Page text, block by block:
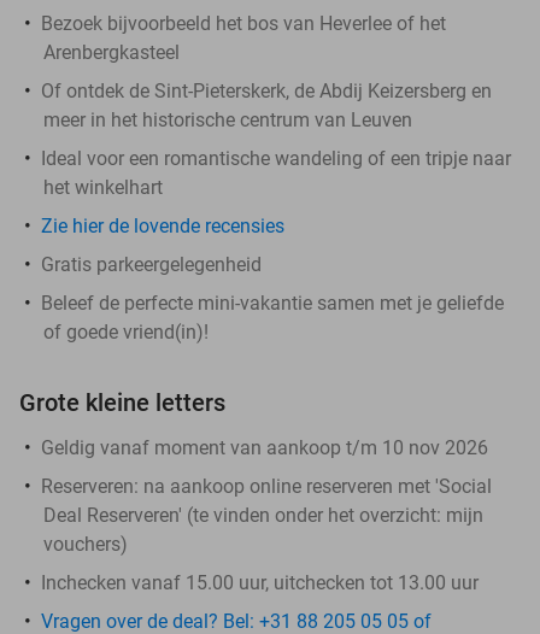
Bezoek bijvoorbeeld het bos van Heverlee of het
Arenbergkasteel
Of ontdek de Sint-Pieterskerk, de Abdij Keizersberg en
meer in het historische centrum van Leuven
Ideal voor een romantische wandeling of een tripje naar
het winkelhart
Zie hier de lovende recensies
Gratis parkeergelegenheid
Beleef de perfecte mini-vakantie samen met je geliefde
of goede vriend(in)!
Grote kleine letters
Geldig vanaf moment van aankoop t/m 10 nov 2026
Reserveren: na aankoop online reserveren met 'Social
Deal Reserveren' (te vinden onder het overzicht: mijn
vouchers)
Inchecken vanaf 15.00 uur, uitchecken tot 13.00 uur
Vragen over de deal? Bel: +31 88 205 05 05 of